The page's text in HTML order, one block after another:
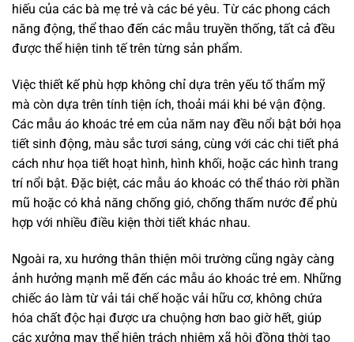
hiếu của các bà mẹ trẻ và các bé yêu. Từ các phong cách
năng động, thể thao đến các mẫu truyền thống, tất cả đều
được thể hiện tinh tế trên từng sản phẩm.
Việc thiết kế phù hợp không chỉ dựa trên yếu tố thẩm mỹ
mà còn dựa trên tính tiện ích, thoải mái khi bé vận động.
Các mẫu áo khoác trẻ em của năm nay đều nổi bật bởi họa
tiết sinh động, màu sắc tươi sáng, cùng với các chi tiết phá
cách như họa tiết hoạt hình, hình khối, hoặc các hình trang
trí nổi bật. Đặc biệt, các mẫu áo khoác có thể tháo rời phần
mũ hoặc có khả năng chống gió, chống thấm nước để phù
hợp với nhiều điều kiện thời tiết khác nhau.
Ngoài ra, xu hướng thân thiện môi trường cũng ngày càng
ảnh hưởng mạnh mẽ đến các mẫu áo khoác trẻ em. Những
chiếc áo làm từ vải tái chế hoặc vải hữu cơ, không chứa
hóa chất độc hại được ưa chuộng hơn bao giờ hết, giúp
các xưởng may thể hiện trách nhiệm xã hội đồng thời tạo